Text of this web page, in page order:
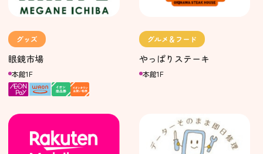
グッズ
眼鏡市場
本館1F
グルメ＆フード
やっぱりステーキ
本館1F